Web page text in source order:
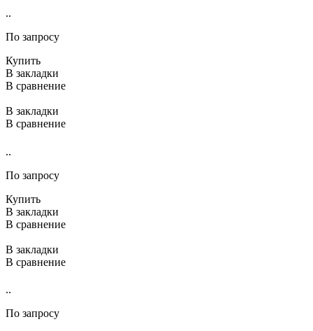
..
По запросу
Купить
В закладки
В сравнение
В закладки
В сравнение
..
По запросу
Купить
В закладки
В сравнение
В закладки
В сравнение
..
По запросу